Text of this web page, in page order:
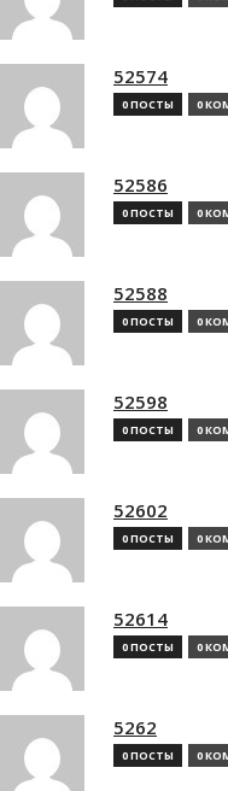
52574
0 ПОСТЫ 0
52586
0 ПОСТЫ 0
52588
0 ПОСТЫ 0
52598
0 ПОСТЫ 0
52602
0 ПОСТЫ 0
52614
0 ПОСТЫ 0
5262
0 ПОСТЫ 0